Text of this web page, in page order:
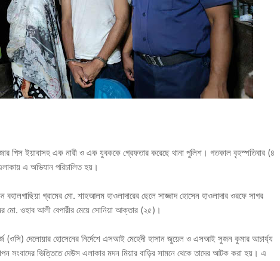
পিস ইয়াবাসহ এক নারী ও এক যুবককে গ্রেফতার করেছে থানা পুলিশ। গতকাল বৃহস্পতিবার (৪
এ অভিযান পরিচালিত হয়।
গ্রামের মো. শাহআলম হাওলাদারের ছেলে সাজ্জাদ হোসেন হাওলাদার ওরফে সাগর
মো. ওহাব আলী বেপারীর মেয়ে সোনিয়া আক্তার (২৫)।
(ওসি) দেলোয়ার হোসেনের নির্দেশে এসআই মেহেদী হাসান জুয়েল ও এসআই সুজন কুমার আচার্য্য
সংবাদের ভিত্তিতে দেউস এলাকার মদন মিয়ার বাড়ির সামনে থেকে তাদের আটক করা হয়। এ